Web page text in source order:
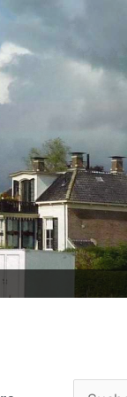
Suchen